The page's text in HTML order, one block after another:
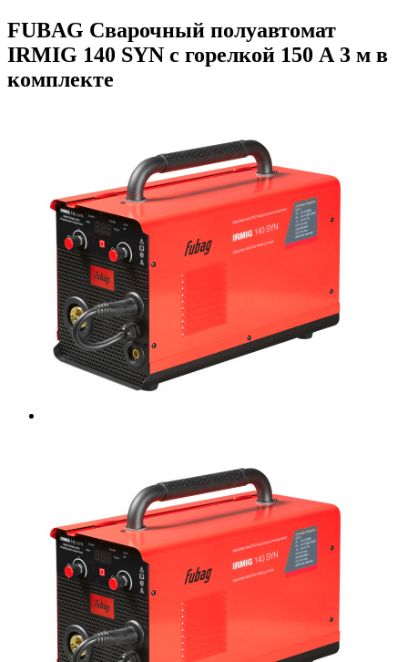
FUBAG Сварочный полуавтомат
IRMIG 140 SYN с горелкой 150 А 3 м в
комплекте